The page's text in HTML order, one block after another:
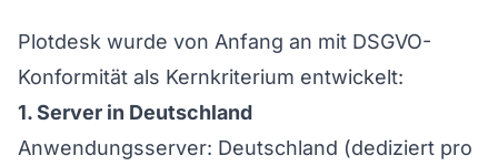
Plotdesk wurde von Anfang an mit DSGVO-
Konformität als Kernkriterium entwickelt:
1. Server in Deutschland
Anwendungsserver: Deutschland (dediziert pro